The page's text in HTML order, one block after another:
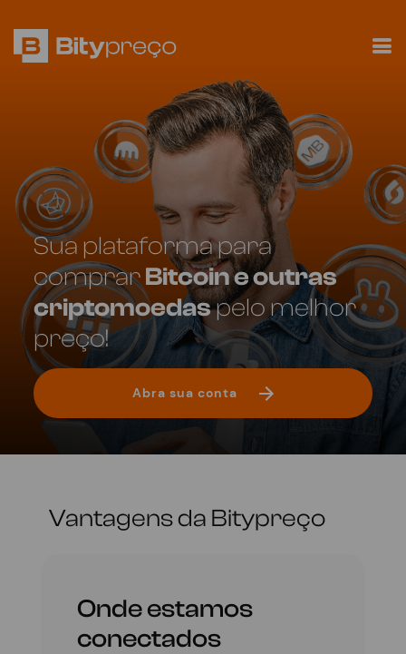
Sua plataforma para
comprarBitcoin e outras
criptomoedaspelo melhor
preço!
Abra sua conta
Vantagens da Bitypreço
Onde estamos
conectados